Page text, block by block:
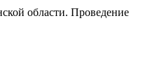
области. Проведение